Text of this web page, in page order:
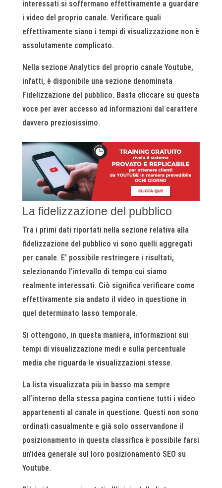
interessati si soffermano effettivamente a guardare
i video del proprio canale. Verificare quali
effettivamente siano i tempi di visualizzazione non è
assolutamente complicato.
Nella sezione Analytics del proprio canale Youtube,
infatti, è disponibile una sezione denominata
Fidelizzazione del pubblico. Basta cliccare su questa
voce per aver accesso ad informazioni dal carattere
davvero preziosissimo.
La fidelizzazione del pubblico
Tra i primi dati riportati nella sezione relativa alla
fidelizzazione del pubblico vi sono quelli aggregati
per canale. E’ possibile restringere i risultati,
selezionando l’intevallo di tempo cui siamo
realmente interessati. Ciò significa verificare come
effettivamente sia andato il video in questione in
quel determinato lasso temporale.
Si ottengono, in questa maniera, informazioni sui
tempi di visualizzazione medi e sulla percentuale
media che riguarda le visualizzazioni stesse.
La lista visualizzata più in basso ma sempre
all’interno della stessa pagina contiene tutti i video
appartenenti al canale in questione. Questi non sono
ordinati casualmente e già solo osservandone il
posizionamento in questa classifica è possibile farsi
un’idea generale sul loro posizionamento SEO su
Youtube.